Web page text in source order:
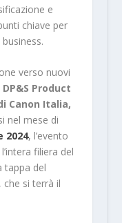
e
chiave per
verso nuovi
Product
Canon Italia,
nel mese di
2024, l’evento
filiera del
tappa del
che si terrà il